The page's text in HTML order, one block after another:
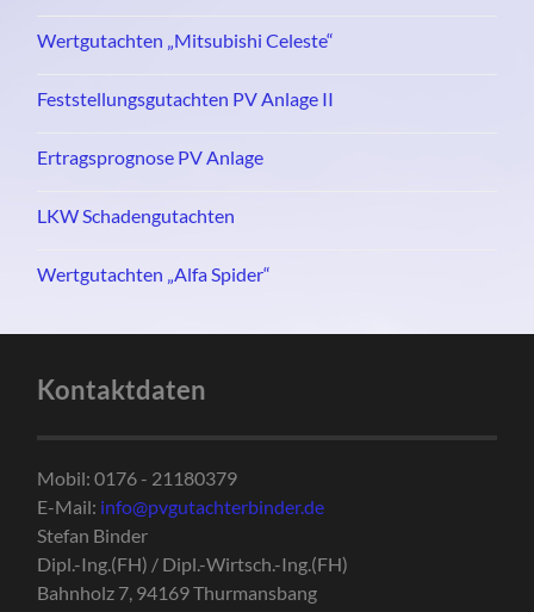
Wertgutachten „Mitsubishi Celeste“
Feststellungsgutachten PV Anlage II
Ertragsprognose PV Anlage
LKW Schadengutachten
Wertgutachten „Alfa Spider“
Kontaktdaten
Mobil: 0176 - 21180379
E-Mail: info@pvgutachterbinder.de
Stefan Binder
Dipl.-Ing.(FH) / Dipl.-Wirtsch.-Ing.(FH)
Bahnholz 7, 94169 Thurmansbang